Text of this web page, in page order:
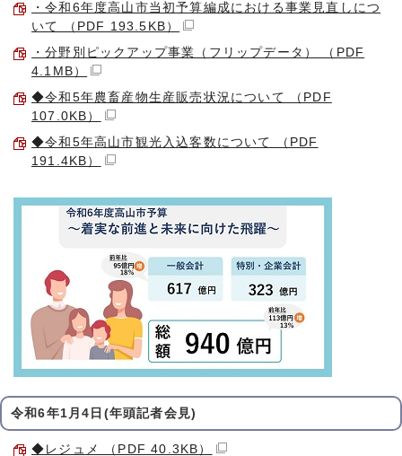
・令和6年度高山市当初予算編成における事業見直しにつ
いて （PDF 193.5KB）
・分野別ピックアップ事業（フリップデータ） （PDF
4.1MB）
◆令和5年農畜産物生産販売状況について （PDF
107.0KB）
◆令和5年高山市観光入込客数について （PDF
191.4KB）
令和6年1月4日(年頭記者会見)
◆レジュメ （PDF 40.3KB）